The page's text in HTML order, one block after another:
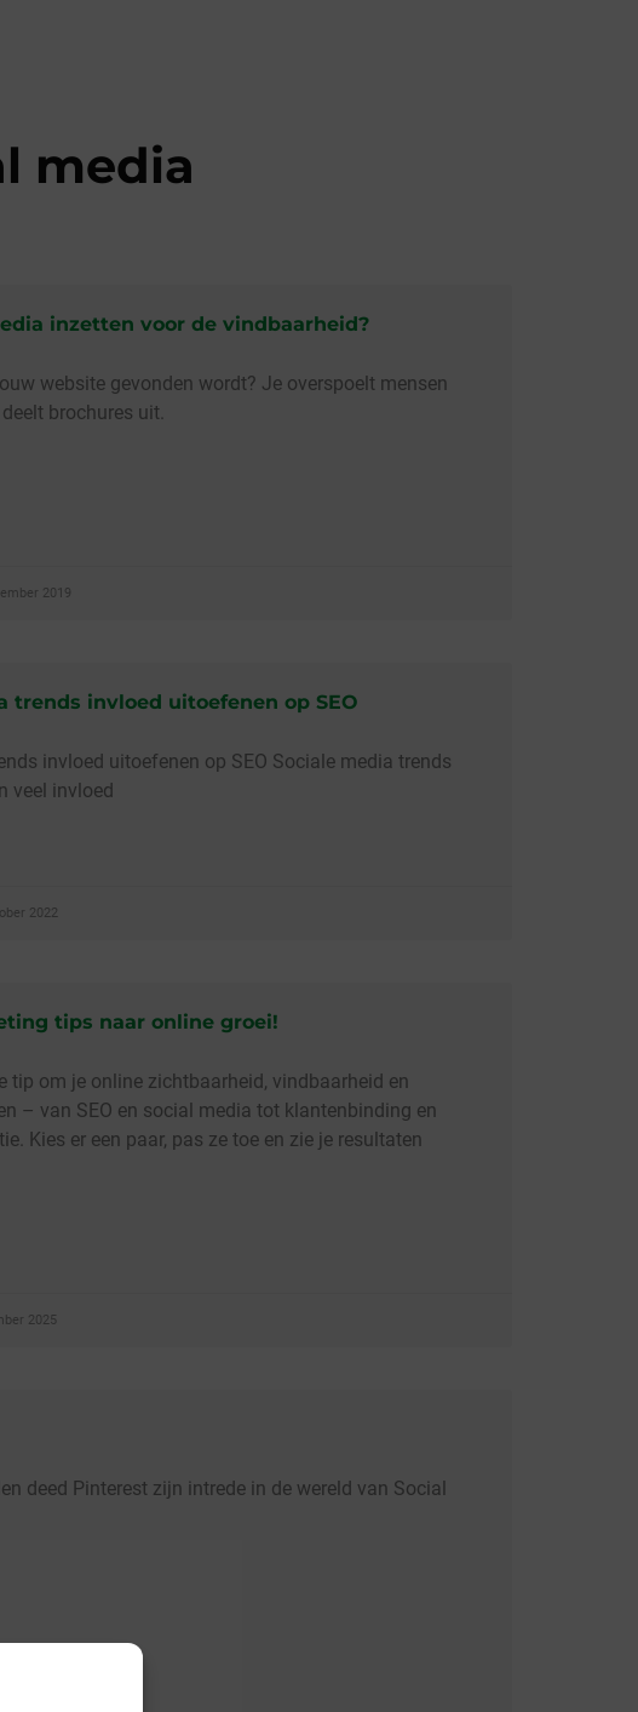
media
inzetten voor de vindbaarheid?
website gevonden wordt? Je overspoelt mensen
brochures uit.
2019
trends invloed uitoefenen op SEO
invloed uitoefenen op SEO Sociale media trends
veel invloed
2022
tips naar online groei!
tip om je online zichtbaarheid, vindbaarheid en
– van SEO en social media tot klantenbinding en
Kies er een paar, pas ze toe en zie je resultaten
2025
deed Pinterest zijn intrede in de wereld van Social